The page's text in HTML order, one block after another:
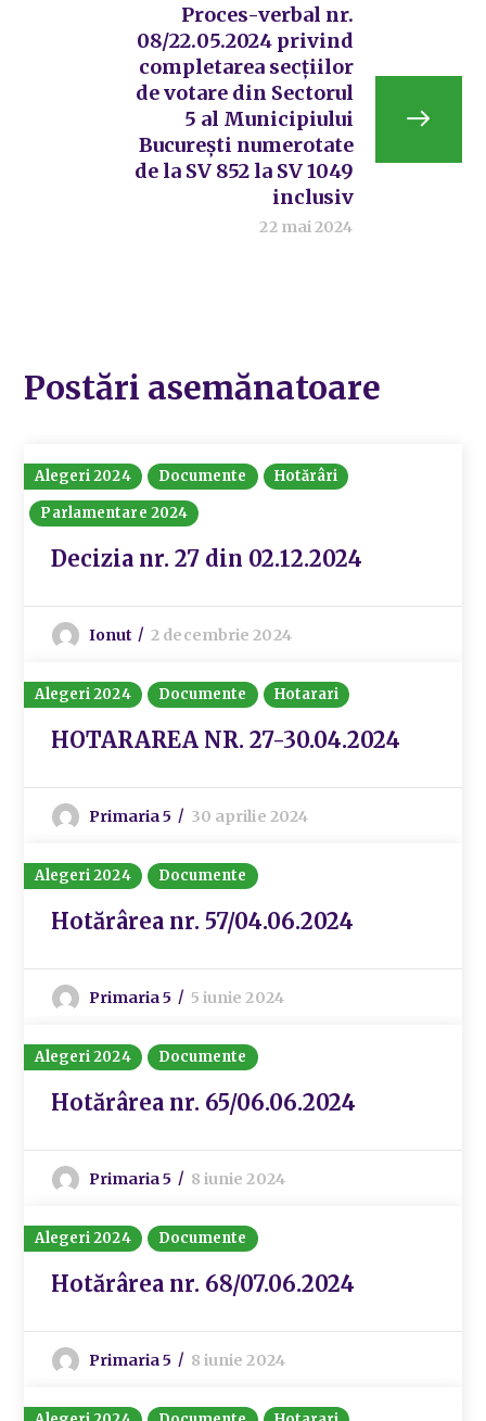
Proces-verbal nr.
08/22.05.2024 privind
completarea secțiilor
de votare din Sectorul
5 al Municipiului
București numerotate
de la SV 852 la SV 1049
inclusiv
22 mai 2024
Postări asemănatoare
Alegeri 2024 Documente
Hotărâri
Parlamentare 2024
Decizia nr. 27 din 02.12.2024
Ionut 2 decembrie 2024
Alegeri 2024 Documente Hotarari
HOTARAREA NR. 27-30.04.2024
Primaria 5 30 aprilie 2024
Alegeri 2024 Documente
Hotărârea nr. 57/04.06.2024
Primaria 5 5 iunie 2024
Alegeri 2024 Documente
Hotărârea nr. 65/06.06.2024
Primaria 5 8 iunie 2024
Alegeri 2024 Documente
Hotărârea nr. 68/07.06.2024
Primaria 5 8 iunie 2024